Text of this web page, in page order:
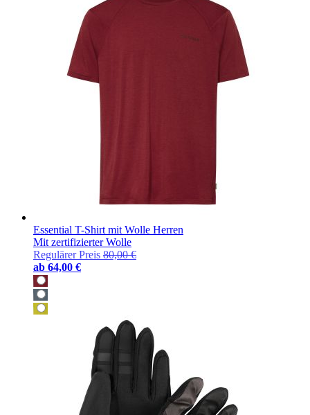
Essential T-Shirt mit Wolle Herren
Mit zertifizierter Wolle
Regulärer Preis 80,00 €
ab 64,00 €